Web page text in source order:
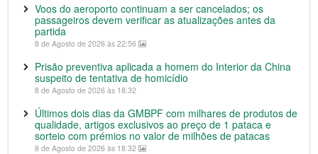
Voos do aeroporto continuam a ser cancelados; os
passageiros devem verificar as atualizações antes da
partida
8 de Agosto de 2026 às 22:56
Prisão preventiva aplicada a homem do Interior da China
suspeito de tentativa de homicídio
8 de Agosto de 2026 às 18:32
Últimos dois dias da GMBPF com milhares de produtos de
qualidade, artigos exclusivos ao preço de 1 pataca e
sorteio com prémios no valor de milhões de patacas
8 de Agosto de 2026 às 18:32